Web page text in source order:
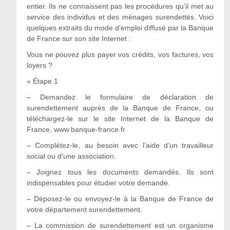
entier. Ils ne connaissent pas les procédures qu’il met au
service des individus et des ménages surendettés. Voici
quelques extraits du mode d’emploi diffusé par la Banque
de France sur son site Internet :
Vous ne pouvez plus payer vos crédits, vos factures, vos
loyers ?
« Étape 1
– Demandez le formulaire de déclaration de
surendettement auprès de la Banque de France, ou
téléchargez-le sur le site Internet de la Banque de
France, www.banque-france.fr
– Complétez-le, au besoin avec l’aide d’un travailleur
social ou d’une association.
– Joignez tous les documents demandés. Ils sont
indispensables pour étudier votre demande.
– Déposez-le ou envoyez-le à la Banque de France de
votre département surendettement.
– La commission de surendettement est un organisme